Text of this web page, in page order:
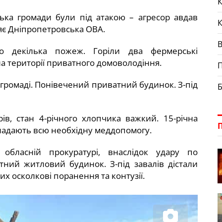
громади були під атакою – агресор авдав
Дніпропетровська ОВА.
декілька пожеж. Горіли два фермерські
території приватного домоволодіння.
Понівечений приватний будинок. З-під
стан 4-річного хлопчика важкий. 15-річна
всю необхідну меддопомогу.
прокуратурі, внаслідок удару по
житловий будинок. З-під завалів дістали
осколкові поранення та контузії.